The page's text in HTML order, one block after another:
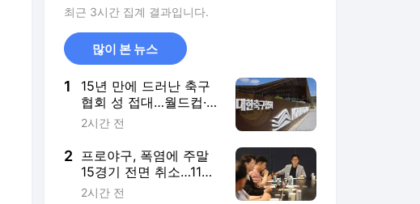
최근 3시간 집계 결과입니다.
많이 본 뉴스
1
15년 만에 드러난 축구
협회 성 접대…월드컵·올
림픽 예선 심판도 포함
2시간 전
2 프로야구, 폭염에 주말
15경기 전면 취소…11일
부터 오후 7시 재개
2시간 전